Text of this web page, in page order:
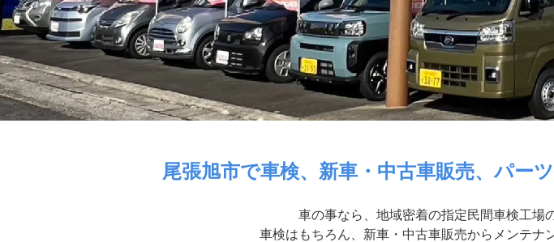
尾張旭市で車検、新車・中古車販売、パー
車の事なら、地域密着の指定民間車検工場
車検はもちろん、新車・中古車販売からメンテナ